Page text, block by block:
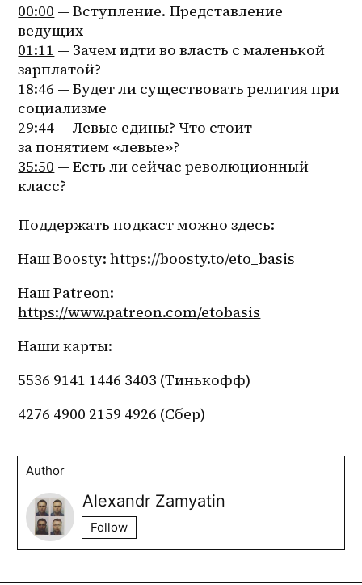
00:00 — Вступление. Представление
ведущих
01:11 — Зачем идти во власть с маленькой
зарплатой?
18:46 — Будет ли существовать религия при
социализме
29:44 — Левые едины? Что стоит
за понятием «левые»?
35:50 — Есть ли сейчас революционный
класс?
Поддержать подкаст можно здесь:
Наш Boosty: https://boosty.to/eto_basis
https://www.patreon.com/etobasis
Наши карты:
5536 9141 1446 3403 (Тинькофф)
4276 4900 2159 4926 (Сбер)
Author
Alexandr Zamyatin
Follow